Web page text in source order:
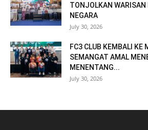
TONJOLKAN
NEGARA
July 30, 2026
FC3 CLUB KEMBALI KE
SEMANGAT AMAL
MENENTANG...
July 30, 2026